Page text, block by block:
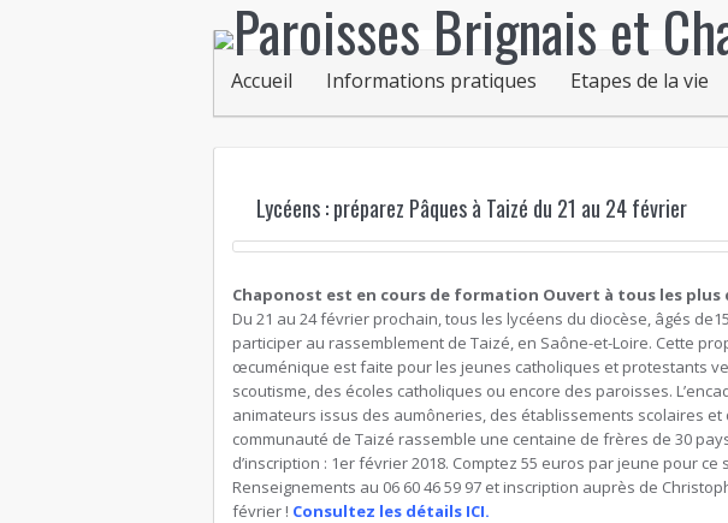
Accueil Informations pratiques Etapes de la vie
Lycéens : préparez Pâques à Taizé du 21 au 24 février
Chaponost est en cours de formation Ouvert à tous les plus
Du 21 au 24 février prochain, tous les lycéens du diocèse, âgés
participer au rassemblement de Taizé, en Saône-et-Loire. Cette
œcuménique est faite pour les jeunes catholiques et protestants
scoutisme, des écoles catholiques ou encore des paroisses.
animateurs issus des aumôneries, des établissements scolaires et
communauté de Taizé rassemble une centaine de frères de 30
d’inscription : 1er février 2018. Comptez 55 euros par jeune pour
Renseignements au 06 60 46 59 97 et inscription auprès de
février ! Consultez les détails ICI.